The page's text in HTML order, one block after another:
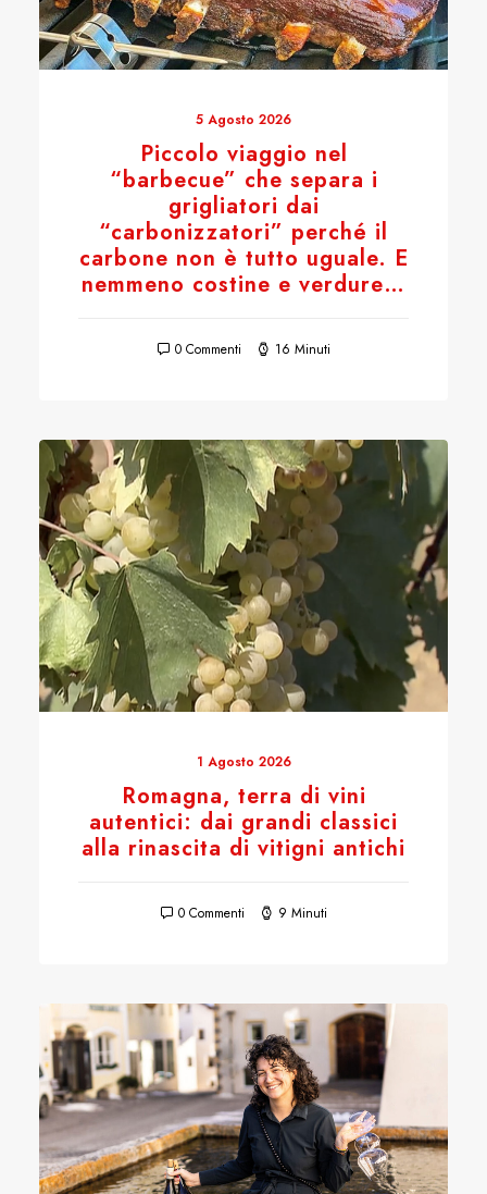
5 Agosto 2026
Piccolo viaggio nel
“barbecue” che separa i
grigliatori dai
“carbonizzatori” perché il
carbone non è tutto uguale. E
nemmeno costine e verdure…
0 Commenti 16 Minuti
1 Agosto 2026
Romagna, terra di vini
autentici: dai grandi classici
alla rinascita di vitigni antichi
0 Commenti 9 Minuti